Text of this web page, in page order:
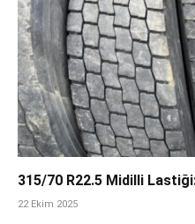
315/70 R22.5 Midilli
22 Ekim 2025